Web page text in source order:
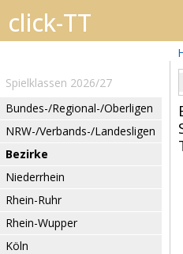
Spielklassen 2026/27
Bundes-/Regional-/Oberligen
NRW-/Verbands-/Landesligen
Bezirke
Niederrhein
Rhein-Ruhr
Rhein-Wupper
Köln